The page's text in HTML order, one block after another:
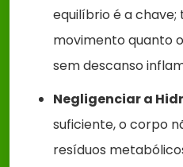
equilíbrio é a
movimento quanto
sem descanso
Negligenciar a
suficiente, o corpo
resíduos